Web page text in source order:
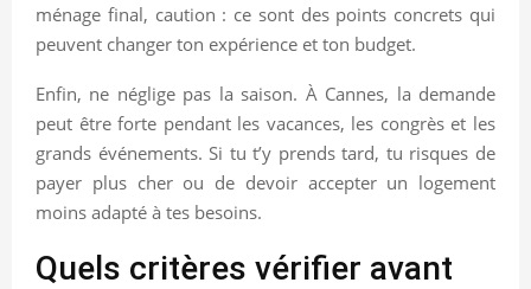
ménage final, caution : ce sont des points concrets qui
peuvent changer ton expérience et ton budget.
Enfin, ne néglige pas la saison. À Cannes, la demande
peut être forte pendant les vacances, les congrès et les
grands événements. Si tu t’y prends tard, tu risques de
payer plus cher ou de devoir accepter un logement
moins adapté à tes besoins.
Quels critères vérifier avant